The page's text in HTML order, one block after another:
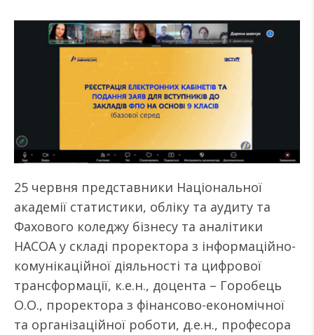
25 червня представники Національної
академії статистики, обліку та аудиту та
Фахового коледжу бізнесу та аналітики
НАСОА у складі проректора з інформаційно-
комунікаційної діяльності та цифрової
трансформації, к.е.н., доцента – Горобець
О.О., проректора з фінансово-економічної
та організаційної роботи, д.е.н., професора